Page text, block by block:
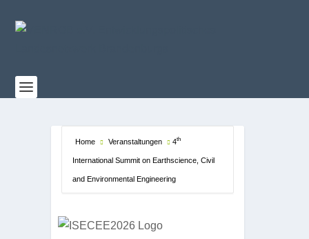
Home Veranstaltungen 4th
International Summit on Earthscience, Civil
and Environmental Engineering